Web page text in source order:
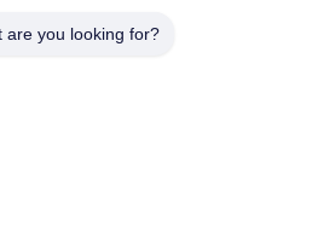
품질 관리
are you looking for?